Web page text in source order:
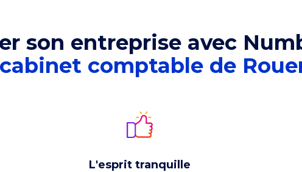
son entreprise avec
comptable de
L'esprit tranquille